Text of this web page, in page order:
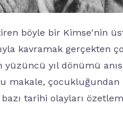
böyle bir Kimse'nin
kavramak gerçekten
yüzüncü yıl dönümü
makale, çocukluğundan
tarihi olayları